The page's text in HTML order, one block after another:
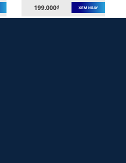
199.000₫ XEM NGAY